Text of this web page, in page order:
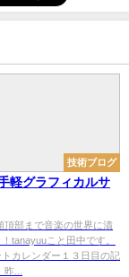
技術ブログ
軽グラフィカルサ
頂部まで音楽の世界に漬
tanayuuこと田中です。
トカレンダー１３日目の記
...